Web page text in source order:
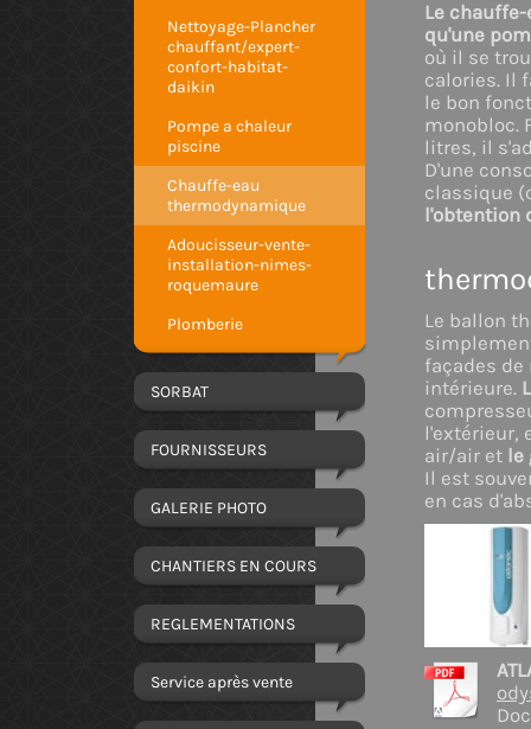
Nettoyage-Plancher
chauffant/expert-
confort-habitat-
daikin
Pompe a chaleur
piscine
Chauffe-eau
thermodynamique
Adoucisseur-vente-
installation-nimes-
roquemaure
Plomberie
SORBAT
FOURNISSEURS
GALERIE PHOTO
CHANTIERS EN COURS
REGLEMENTATIONS
Service après vente
Le
qu'une
où il se
calories. Il
le bon
monobloc.
litres, il
D'une
classique
l'obtention
Le ballon
façades de
intérieure.
l'extérieur,
air/air et le
Il est
en cas